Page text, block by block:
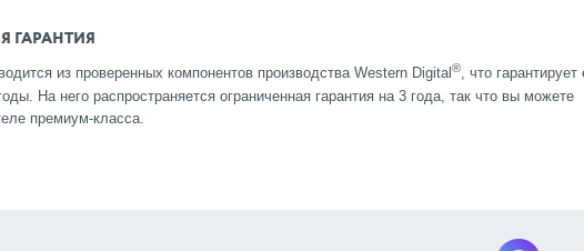
ГАРАНТИЯ
из проверенных компонентов производства Western Digital®, что гарантирует
На него распространяется ограниченная гарантия на 3 года, так что вы можете
премиум-класса.